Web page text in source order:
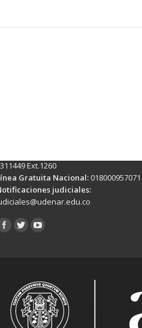
Ext.1260
Gratuita Nacional: 018000957071
judiciales:
en: